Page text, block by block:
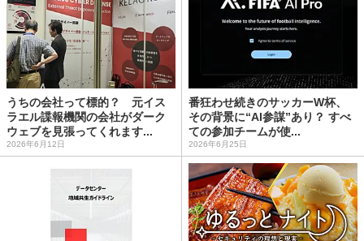
うちの会社って標的？ 元イス
ラエル諜報機関の会社がダーク
ウェブを見張ってくれます...
2026年6月12日
番狂わせ続きのサッカーW杯、
その背景に“AI参謀”あり？ すべ
ての参加チームが使...
2026年6月25日